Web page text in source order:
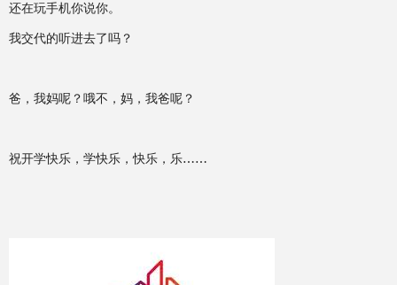
还在玩手机你说你。
我交代的听进去了吗？
爸，我妈呢？哦不，妈，我爸呢？
祝开学快乐，学快乐，快乐，乐……